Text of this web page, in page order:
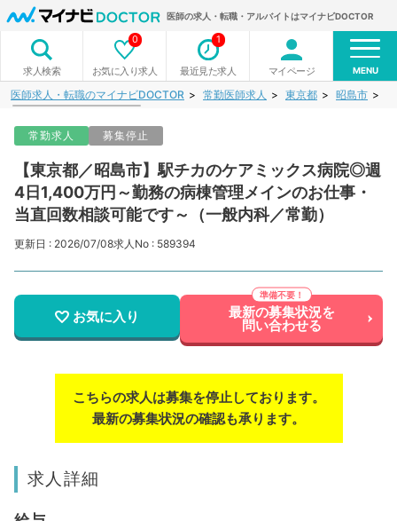
医師の求人・転職・アルバイトはマイナビDOCTOR
求人検索 お気に入り求人
0
最近見た求人
1
マイページ MENU
医師求人・転職のマイナビDOCTOR 常勤医師求人 東京都 昭島市
常勤求人 募集停止
【東京都／昭島市】駅チカのケアミックス病院◎週
4日1,400万円～勤務の病棟管理メインのお仕事・
当直回数相談可能です～（一般内科／常勤）
更新日 : 2026/07/08求人No : 589394
お気に入り 最新の募集状況を
問い合わせる
こちらの求人は募集を停止しております。
最新の募集状況の確認も承ります。
求人詳細